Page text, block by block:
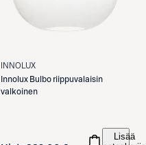
INNOLUX
Innolux Bulbo riippuvalaisin
valkoinen
Lisää